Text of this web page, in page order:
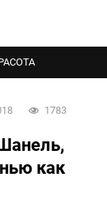
1783
как